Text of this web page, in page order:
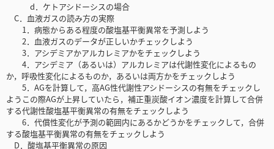
d．ケトアシドーシスの場合
C．血液ガスの読み方の実際
1．病態からある程度の酸塩基平衡異常を予測しよう
2．血液ガスのデータが正しいかチェックしよう
3．アシデミアかアルカレミアかをチェックしよう
4．アシデミア（あるいは）アルカレミアは代謝性変化によるもの
か，呼吸性変化によるものか，あるいは両方かをチェックしよう
5．AGを計算して，高AG性代謝性アシドーシスの有無をチェックし
ようこの際AGが上昇していたら，補正重炭酸イオン濃度を計算して合併
する代謝性酸塩基平衡異常の有無をチェックしよう
6．代償性変化が予測の範囲内にあるかどうかをチェックして，合併
する酸塩基平衡異常の有無をチェックしよう
D．酸塩基平衡異常の原因